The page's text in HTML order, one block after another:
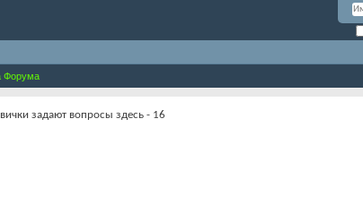
Форума
задают вопросы здесь - 16